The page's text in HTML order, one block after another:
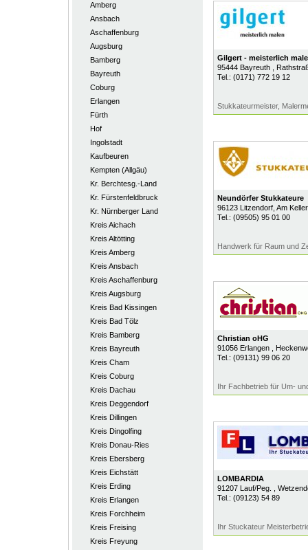
Amberg
Ansbach
Aschaffenburg
Augsburg
Bamberg
Bayreuth
Coburg
Erlangen
Fürth
Hof
Ingolstadt
Kaufbeuren
Kempten (Allgäu)
Kr. Berchtesg.-Land
Kr. Fürstenfeldbruck
Kr. Nürnberger Land
Kreis Aichach
Kreis Altötting
Kreis Amberg
Kreis Ansbach
Kreis Aschaffenburg
Kreis Augsburg
Kreis Bad Kissingen
Kreis Bad Tölz
Kreis Bamberg
Kreis Bayreuth
Kreis Cham
Kreis Coburg
Kreis Dachau
Kreis Deggendorf
Kreis Dillingen
Kreis Dingolfing
Kreis Donau-Ries
Kreis Ebersberg
Kreis Eichstätt
Kreis Erding
Kreis Erlangen
Kreis Forchheim
Kreis Freising
Kreis Freyung
Gilgert - meisterlich
95444 Bayreuth
,
Tel.: (0171) 772 19 12
Stukkateurmeister,
Neundörfer Stukkateure
96123 Litzendorf, Am
Tel.: (09505) 95 01 00
Handwerk für Raum und
Christian oHG
91056 Erlangen
,
Tel.: (09131) 99 06 20
Ihr Fachbetrieb für Um-
LOMBARDIA
91207 Lauf/Peg.
,
Tel.: (09123) 54 89
Ihr Stuckateur